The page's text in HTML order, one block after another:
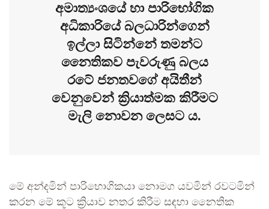
අමාත්‍යංශයේ හා පාරිභෝගික
අධිකාරියේ බලධාරින්ගෙන්
ඉල්ලා සිටින්නේ තමන්ට
නෛතිකව පැවරුණු බලය
රටේ ජනතවගේ අයිතීන්
වෙනුවෙන් ක්‍රියාත්මක කිරීමට
මැලි නොවන ලෙසට ය.
මේ අන්දමින් පාරිභොගිකයා නොමග යවමින් රවටමින්
කරන මේ කූට ක්‍රියාව නතර කිරීම සඳහා නෛතික